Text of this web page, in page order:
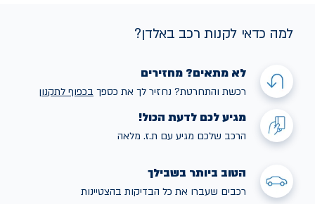
למה כדאי לקנות רכב באלדן?
לא מתאים? מחזירים
רכשת והתחרטת? נחזיר לך את כספך בכפוף לתקנון
מגיע לכם לדעת הכול!
הרכב שלכם מגיע עם ת.ז. מלאה
הטוב ביותר בשבילך
רכבים שעברו את כל הבדיקות בהצטיינות